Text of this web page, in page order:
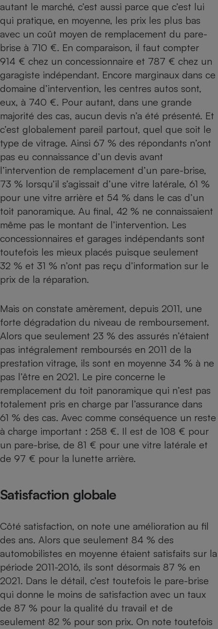
autant le marché, c’est aussi parce que c’est lui
qui pratique, en moyenne, les prix les plus bas
avec un coût moyen de remplacement du pare-
brise à 710 €. En comparaison, il faut compter
914 € chez un concessionnaire et 787 € chez un
garagiste indépendant. Encore marginaux dans ce
domaine d’intervention, les centres autos sont,
eux, à 740 €. Pour autant, dans une grande
majorité des cas, aucun devis n’a été présenté. Et
c’est globalement pareil partout, quel que soit le
type de vitrage. Ainsi 67 % des répondants n’ont
pas eu connaissance d’un devis avant
l’intervention de remplacement d’un pare-brise,
73 % lorsqu’il s’agissait d’une vitre latérale, 61 %
pour une vitre arrière et 54 % dans le cas d’un
toit panoramique. Au final, 42 % ne connaissaient
même pas le montant de l’intervention. Les
concessionnaires et garages indépendants sont
toutefois les mieux placés puisque seulement
32 % et 31 % n’ont pas reçu d’information sur le
prix de la réparation.
Mais on constate amèrement, depuis 2011, une
forte dégradation du niveau de remboursement.
Alors que seulement 23 % des assurés n’étaient
pas intégralement remboursés en 2011 de la
prestation vitrage, ils sont en moyenne 34 % à ne
pas l’être en 2021. Le pire concerne le
remplacement du toit panoramique qui n’est pas
totalement pris en charge par l’assurance dans
61 % des cas. Avec comme conséquence un reste
à charge important : 258 €. Il est de 108 € pour
un pare-brise, de 81 € pour une vitre latérale et
de 97 € pour la lunette arrière.
Satisfaction globale
Côté satisfaction, on note une amélioration au fil
des ans. Alors que seulement 84 % des
automobilistes en moyenne étaient satisfaits sur la
période 2011-2016, ils sont désormais 87 % en
2021. Dans le détail, c’est toutefois le pare-brise
qui donne le moins de satisfaction avec un taux
de 87 % pour la qualité du travail et de
seulement 82 % pour son prix. On note toutefois